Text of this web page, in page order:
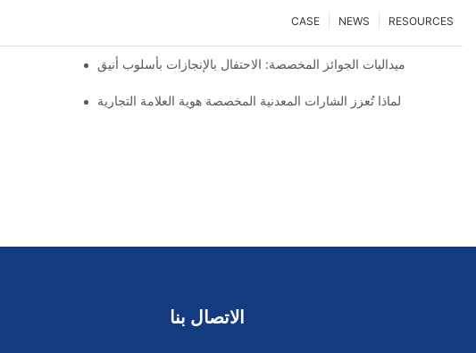
RESOURCES
NEWS
CASE
ميداليات الجوائز المخصصة: الاحتفال بالإنجازات بأسلوب أنيق
لماذا تُعزز الشارات المعدنية المخصصة هوية العلامة التجارية
الاتصال بنا